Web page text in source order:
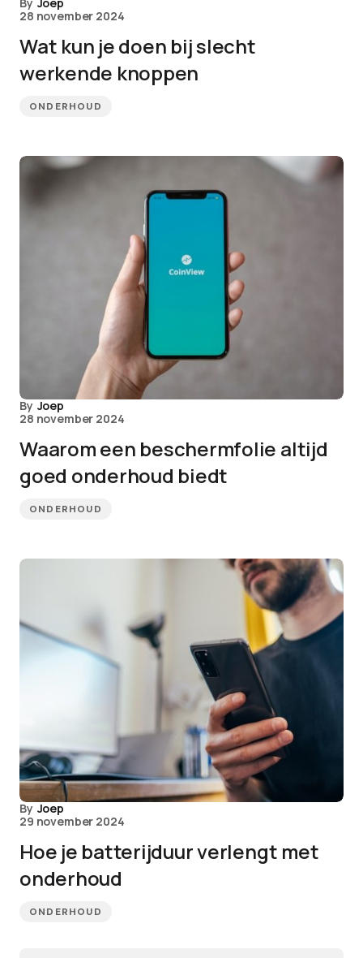
28 november 2024
Wat kun je doen bij slecht
werkende knoppen
ONDERHOUD
By Joep
28 november 2024
Waarom een beschermfolie altijd
goed onderhoud biedt
ONDERHOUD
By Joep
29 november 2024
Hoe je batterijduur verlengt met
onderhoud
ONDERHOUD